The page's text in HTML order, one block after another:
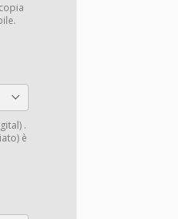
.
è